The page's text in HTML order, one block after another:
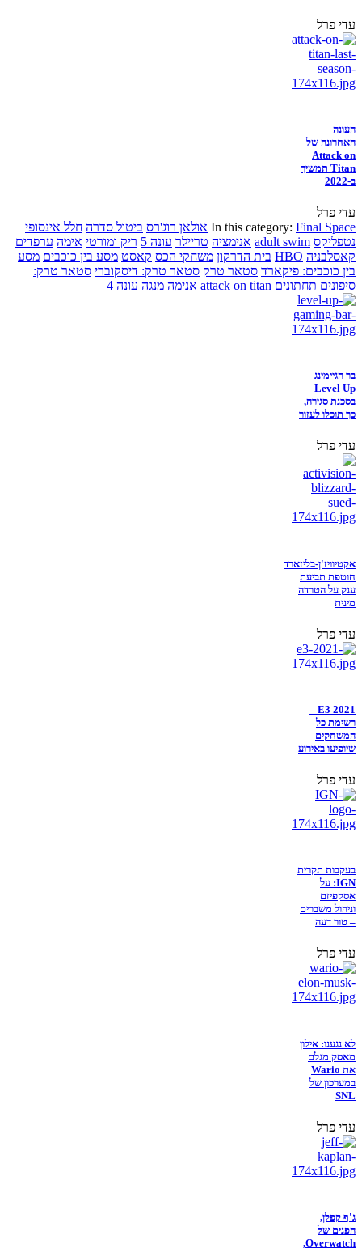
עדי פרל
העונה
האחרונה של
Attack on
Titan תמשיך
ב-2022
עדי פרל
In this category: Final Space אולאן רוג'רס ביטול סדרה חלל אינסופי
נטפליקס adult swim אנימציה טריילר עונה 5 ריק ומורטי אימה ערפדים
קאסלבניה HBO בית הדרקון משחקי הכס קאסט מסע בין כוכבים מסע
בין כוכבים: פיקארד סטאר טרק סטאר טרק: דיסקוברי סטאר טרק:
סיפונים תחתונים attack on titan אנימה מנגה עונה 4
בר הגיימינג
Level Up
בסכנת סגירה,
כך תוכלו לעזור
עדי פרל
אקטיוויז'ן-בליזארד
חוטפת תביעת
ענק על הטרדה
מינית
עדי פרל
E3 2021 –
רשימת כל
המשחקים
שיופיעו באירוע
עדי פרל
בעקבות תקרית
IGN: על
אסקפיזם
וניהול משברים
– טור דעה
עדי פרל
לא נגענו: אילון
מאסק מגלם
את Wario
במערכון של
SNL
עדי פרל
ג'ף קפלן,
הפנים של
Overwatch,